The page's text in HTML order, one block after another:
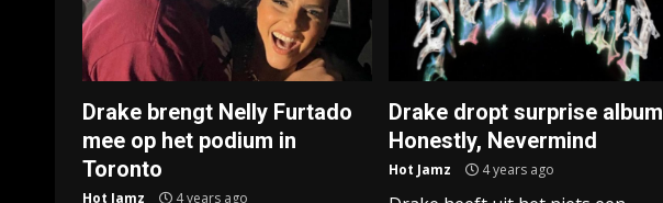
Drake brengt Nelly Furtado
mee op het podium in
Toronto
Hot Jamz 4 years ago
Drake dropt surprise album
Honestly, Nevermind
Hot Jamz 4 years ago